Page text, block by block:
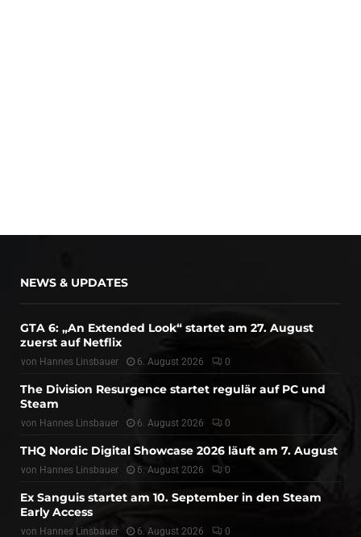
NEWS & UPDATES
GTA 6: „An Extended Look“ startet am 27. August
zuerst auf Netflix
von Hannes Linsbauer 6. August 2026 0
The Division Resurgence startet regulär auf PC und
Steam
von Hannes Linsbauer 6. August 2026 0
THQ Nordic Digital Showcase 2026 läuft am 7. August
von Hannes Linsbauer 6. August 2026 0
Ex Sanguis startet am 10. September in den Steam
Early Access
von Hannes Linsbauer 6. August 2026 0